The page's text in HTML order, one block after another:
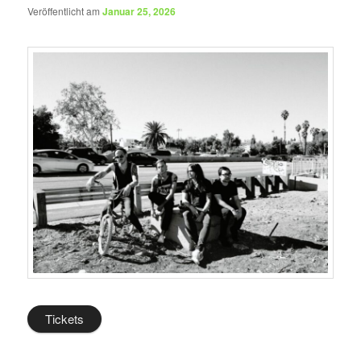
Veröffentlicht amJanuar 25, 2026
Tickets